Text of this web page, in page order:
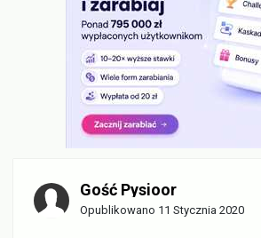
Gość Pysioor
Opublikowano 11 Stycznia 2020